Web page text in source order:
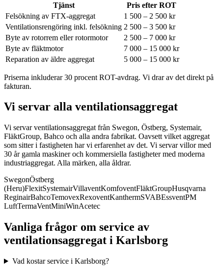
Tjänst
Pris efter ROT
Felsökning av FTX-aggregat
1 500 – 2 500 kr
Ventilationsrengöring inkl. felsökning 2 500 – 3 500 kr
Byte av rotorrem eller rotormotor
2 500 – 7 000 kr
Byte av fläktmotor
7 000 – 15 000 kr
Reparation av äldre aggregat
5 000 – 15 000 kr
Priserna inkluderar 30 procent ROT-avdrag. Vi drar av det direkt på
fakturan.
Vi servar alla ventilationsaggregat
Vi servar ventilationsaggregat från Swegon, Östberg, Systemair,
FläktGroup, Bahco och alla andra fabrikat. Oavsett vilket aggregat
som sitter i fastigheten har vi erfarenhet av det. Vi servar villor med
30 år gamla maskiner och kommersiella fastigheter med moderna
industriaggregat. Alla märken, alla åldrar.
SwegonÖstberg
(Heru)FlexitSystemairVillaventKomfoventFläktGroupHusqvarna
ReginairBahcoTemovexRexoventKanthermSVABEssventPM
LuftTermaVentMiniWinAcetec
Vanliga frågor om service av
ventilationsaggregat i Karlsborg
Vad kostar service i Karlsborg?